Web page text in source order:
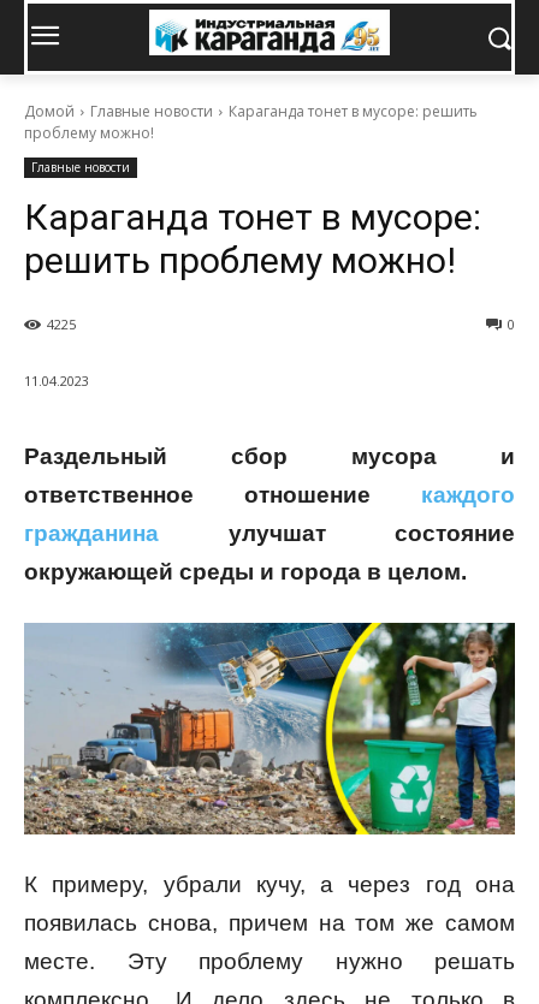
Домой Главные новости
Караганда тонет в мусоре: решить
проблему можно!
Главные новости
Караганда тонет в мусоре:
решить проблему можно!
0
4225
11.04.2023
Раздельный сбор мусора и
ответственное отношение каждого
гражданина улучшат состояние
окружающей среды и города в целом.
К примеру, убрали кучу, а через год она
появилась снова, причем на том же самом
месте. Эту проблему нужно решать